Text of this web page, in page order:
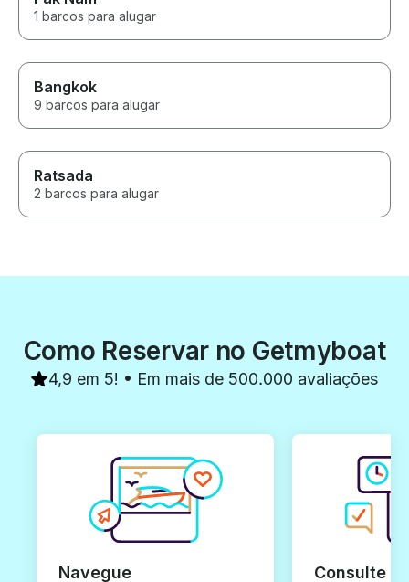
1 barcos para alugar
Bangkok
9 barcos para alugar
Ratsada
2 barcos para alugar
Como Reservar no Getmyboat
4,9 em 5! • Em mais de 500.000 avaliações
Navegue Consulte e